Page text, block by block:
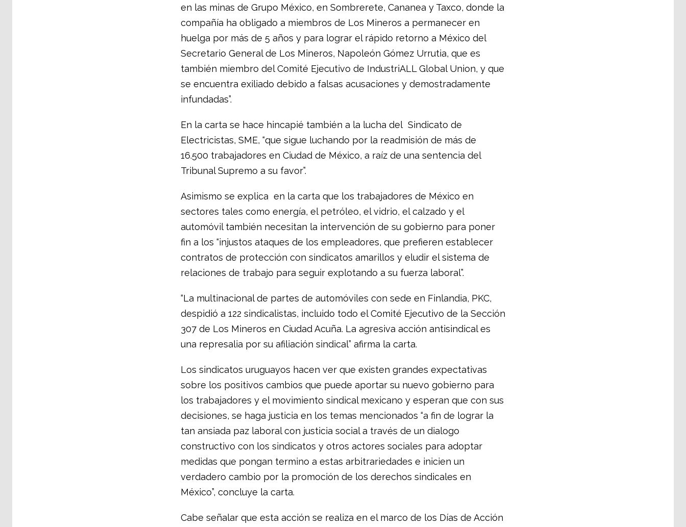
en las minas de Grupo México, en Sombrerete, Cananea y Taxco, donde la
compañía ha obligado a miembros de Los Mineros a permanecer en
huelga por más de 5 años y para lograr el rápido retorno a México del
Secretario General de Los Mineros, Napoleón Gómez Urrutia, que es
también miembro del Comité Ejecutivo de IndustriALL Global Union, y que
se encuentra exiliado debido a falsas acusaciones y demostradamente
infundadas”.
En la carta se hace hincapié también a la lucha del Sindicato de
Electricistas, SME, “que sigue luchando por la readmisión de más de
16.500 trabajadores en Ciudad de México, a raíz de una sentencia del
Tribunal Supremo a su favor”.
Asimismo se explica en la carta que los trabajadores de México en
sectores tales como energía, el petróleo, el vidrio, el calzado y el
automóvil también necesitan la intervención de su gobierno para poner
fin a los “injustos ataques de los empleadores, que prefieren establecer
contratos de protección con sindicatos amarillos y eludir el sistema de
relaciones de trabajo para seguir explotando a su fuerza laboral”.
“La multinacional de partes de automóviles con sede en Finlandia, PKC,
despidió a 122 sindicalistas, incluido todo el Comité Ejecutivo de la Sección
307 de Los Mineros en Ciudad Acuña. La agresiva acción antisindical es
una represalia por su afiliación sindical” afirma la carta.
Los sindicatos uruguayos hacen ver que existen grandes expectativas
sobre los positivos cambios que puede aportar su nuevo gobierno para
los trabajadores y el movimiento sindical mexicano y esperan que con sus
decisiones, se haga justicia en los temas mencionados “a fin de lograr la
tan ansiada paz laboral con justicia social a través de un dialogo
constructivo con los sindicatos y otros actores sociales para adoptar
medidas que pongan termino a estas arbitrariedades e inicien un
verdadero cambio por la promoción de los derechos sindicales en
México”, concluye la carta.
Cabe señalar que esta acción se realiza en el marco de los Días de Acción